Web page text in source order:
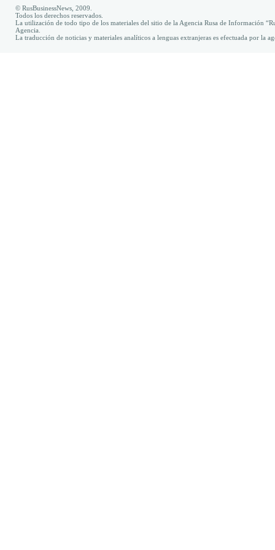
© RusBusinessNews, 2009.
Todos los derechos reservados.
La utilización de todo tipo de los materiales del sitio de la Agencia Rusa de Información
Agencia.
La traducción de noticias y materiales analíticos a lenguas extranjeras es efectuada por la